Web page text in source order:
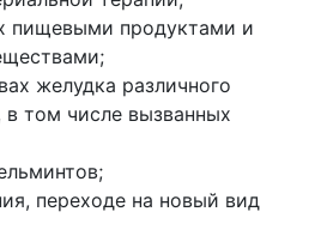
пищевыми продуктами и
желудка различного
том числе вызванных
переходе на новый вид